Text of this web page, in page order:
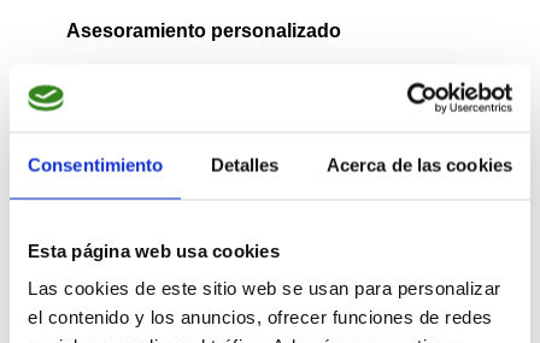
Consentimiento Detalles Acerca de las cookies
Esta página web usa cookies
Las cookies de este sitio web se usan para personalizar
el contenido y los anuncios, ofrecer funciones de redes
Asesoramiento personalizado
Pagos 100% Seguros
Descripción